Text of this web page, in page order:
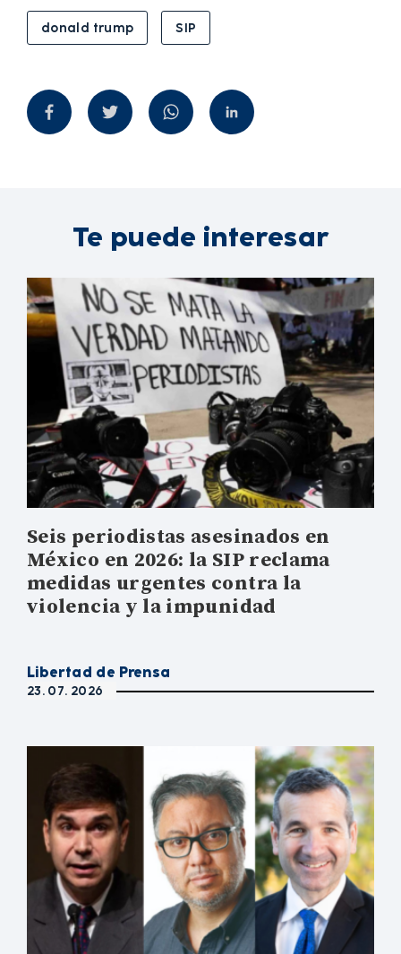
donald trump SIP
Te puede interesar
Seis periodistas asesinados en
México en 2026: la SIP reclama
medidas urgentes contra la
violencia y la impunidad
Libertad de Prensa
23. 07. 2026